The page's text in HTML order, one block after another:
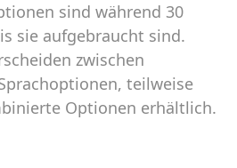
sind während 30
sie aufgebraucht sind.
zwischen
teilweise
Optionen erhältlich.